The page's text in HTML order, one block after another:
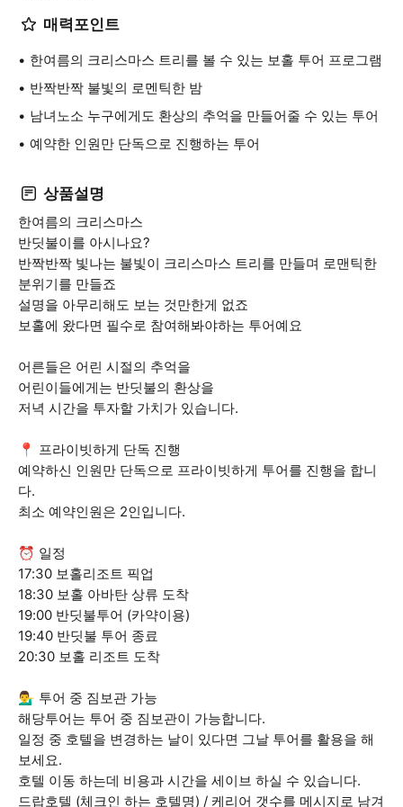
매력포인트
한여름의 크리스마스 트리를 볼 수 있는 보홀 투어 프로그램
반짝반짝 불빛의 로멘틱한 밤
남녀노소 누구에게도 환상의 추억을 만들어줄 수 있는 투어
예약한 인원만 단독으로 진행하는 투어
상품설명
한여름의 크리스마스
반딧불이를 아시나요?
반짝반짝 빛나는 불빛이 크리스마스 트리를 만들며 로맨틱한
분위기를 만들죠
설명을 아무리해도 보는 것만한게 없죠
보홀에 왔다면 필수로 참여해봐야하는 투어예요
어른들은 어린 시절의 추억을
어린이들에게는 반딧불의 환상을
저녁 시간을 투자할 가치가 있습니다.
📍 프라이빗하게 단독 진행
예약하신 인원만 단독으로 프라이빗하게 투어를 진행을 합니
다.
최소 예약인원은 2인입니다.
⏰ 일정
17:30 보홀리조트 픽업
18:30 보홀 아바탄 상류 도착
19:00 반딧불투어 (카약이용)
19:40 반딧불 투어 종료
20:30 보홀 리조트 도착
💁‍♂️ 투어 중 짐보관 가능
해당투어는 투어 중 짐보관이 가능합니다.
일정 중 호텔을 변경하는 날이 있다면 그날 투어를 활용을 해
보세요.
호텔 이동 하는데 비용과 시간을 세이브 하실 수 있습니다.
드랍호텔 (체크인 하는 호텔명) / 케리어 갯수를 메시지로 남겨